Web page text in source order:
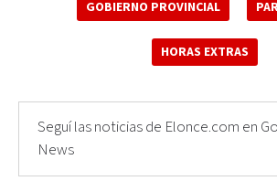
GOBIERNO PROVINCIAL
HORAS EXTRAS
Seguí las noticias de Elonce.com en
News